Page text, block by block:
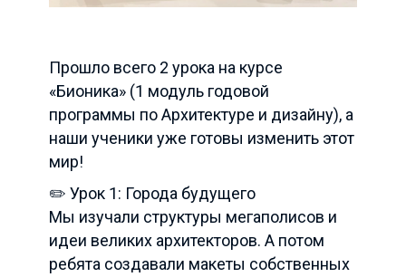
Прошло всего 2 урока на курсе
«Бионика» (1 модуль годовой
программы по Архитектуре и дизайну), а
наши ученики уже готовы изменить этот
мир!
✏️ Урок 1: Города будущего
Мы изучали структуры мегаполисов и
идеи великих архитекторов. А потом
ребята создавали макеты собственных